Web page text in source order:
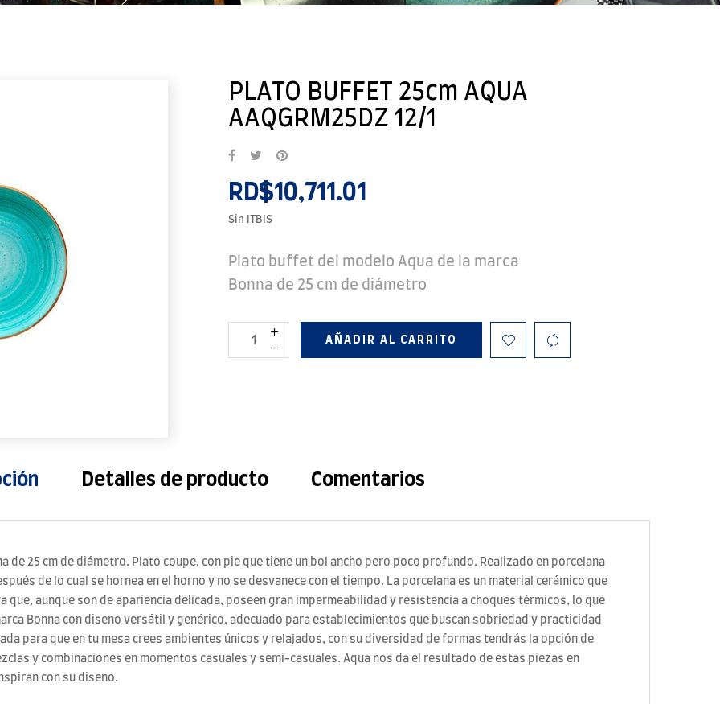
PLATO BUFFET 25cm AQUA
AAQGRM25DZ 12/1
RD$10,711.01
Sin ITBIS
Plato buffet del modelo Aqua de la marca
Bonna de 25 cm de diámetro
AÑADIR AL CARRITO
Detalles de producto Comentarios
de 25 cm de diámetro. Plato coupe, con pie que tiene un bol ancho pero poco profundo. Realizado en porcelana
de lo cual se hornea en el horno y no se desvanece con el tiempo. La porcelana es un material cerámico que
que, aunque son de apariencia delicada, poseen gran impermeabilidad y resistencia a choques térmicos, lo que
Bonna con diseño versátil y genérico, adecuado para establecimientos que buscan sobriedad y practicidad
para que en tu mesa crees ambientes únicos y relajados, con su diversidad de formas tendrás la opción de
y combinaciones en momentos casuales y semi-casuales. Aqua nos da el resultado de estas piezas en
con su diseño.